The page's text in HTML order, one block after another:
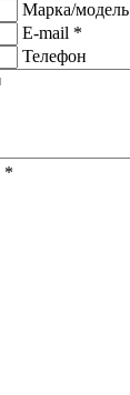
Марка/модель
E-mail *
Телефон
*